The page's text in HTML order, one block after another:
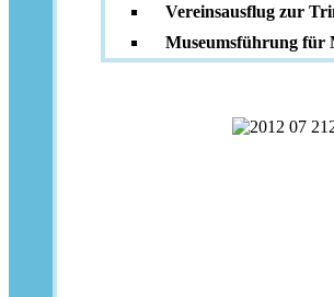
Vereinsausflug zur
Museumsführung für